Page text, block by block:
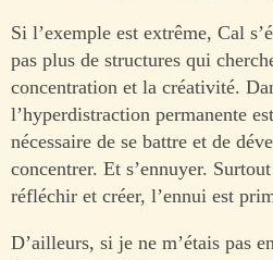
Si l’exemple est extrême, Cal
pas plus de structures qui
concentration et la créativité.
l’hyperdistraction permanente
nécessaire de se battre et de
concentrer. Et s’ennuyer.
réfléchir et créer, l’ennui est
D’ailleurs, si je ne m’étais pas